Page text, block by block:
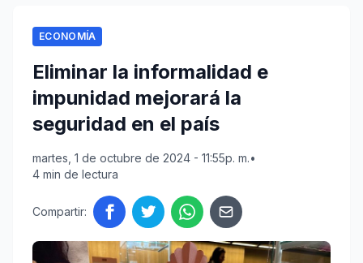
ECONOMÍA
Eliminar la informalidad e
impunidad mejorará la
seguridad en el país
martes, 1 de octubre de 2024 - 11:55p. m.•
4 min de lectura
Compartir: